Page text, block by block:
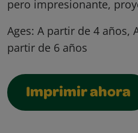
pero impresionante,
Ages: A partir de 4 años,
partir de 6 años
Imprimir ahora